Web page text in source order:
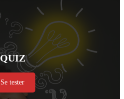
QUIZ
Se tester